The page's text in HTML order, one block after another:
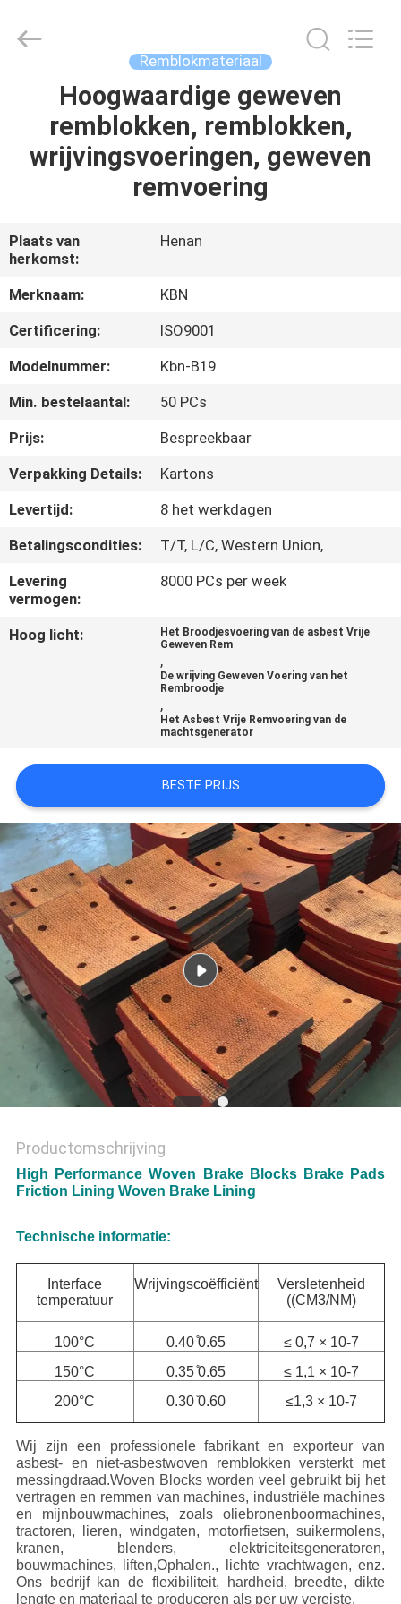
PRODUCTEN
ONS
FABRIEKSREIS
KWALITEITSCONTROLE
CONTACTEER
ONS
VERZOEK
CITAAT
SITEMAP
Remblokmateriaal
Hoogwaardige geweven
remblokken, remblokken,
wrijvingsvoeringen, geweven
remvoering
Plaats van
herkomst:
Henan
Merknaam:
KBN
Certificering:
ISO9001
Modelnummer:
Kbn-B19
Min. bestelaantal:
50 PCs
Prijs:
Bespreekbaar
Verpakking Details:
Kartons
Levertijd:
8 het werkdagen
Betalingscondities:
T/T, L/C, Western Union,
Levering
vermogen:
8000 PCs per week
Hoog licht:
Het Broodjesvoering van de asbest Vrije
Geweven Rem
,
De wrijving Geweven Voering van het
Rembroodje
,
Het Asbest Vrije Remvoering van de
machtsgenerator
BESTE PRIJS
Productomschrijving
High Performance Woven Brake Blocks Brake Pads
Friction Lining Woven Brake Lining
Technische informatie:
Interface
temperatuur
Wrijvingscoëfficiënt
Versletenheid
((CM3/NM)
100°C 0.40 ̊0.65
≤ 0,7 × 10-7
150°C
0.35 ̊0.65
≤ 1,1 × 10-7
200°C
0.30 ̊0.60 ≤1,3 × 10-7
Wij zijn een professionele fabrikant en exporteur van
asbest- en niet-asbestwoven remblokken versterkt met
messingdraad.Woven Blocks worden veel gebruikt bij het
vertragen en remmen van machines, industriële machines
en mijnbouwmachines, zoals oliebronenboormachines,
tractoren, lieren, windgaten, motorfietsen, suikermolens,
kranen, blenders, elektriciteitsgeneratoren,
bouwmachines, liften,Ophalen., lichte vrachtwagen, enz.
Ons bedrijf kan de flexibiliteit, hardheid, breedte, dikte
lengte en materiaal te produceren als per uw vereiste.